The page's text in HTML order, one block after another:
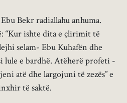
Bekr radiallahu anhuma.
“Kur ishte dita e çlirimit të
selam- Ebu Kuhafën dhe
lule e bardhë. Atëherë profeti -
atë dhe largojuni të zezës” e
të saktë.